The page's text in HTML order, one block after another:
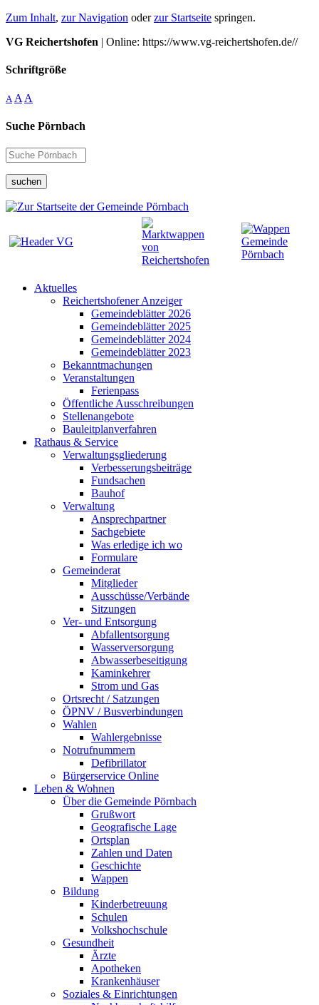
Zum Inhalt, zur Navigation oderzur Startseite springen.
VG Reichertshofen | Online: https://www.vg-reichertshofen.de//
Schriftgröße
A A A
Suche Pörnbach
suchen
Aktuelles
Reichertshofener Anzeiger
Gemeindeblätter 2026
Gemeindeblätter 2025
Gemeindeblätter 2024
Gemeindeblätter 2023
Bekanntmachungen
Veranstaltungen
Ferienpass
Öffentliche Ausschreibungen
Stellenangebote
Bauleitplanverfahren
Rathaus & Service
Verwaltungsgliederung
Verbesserungsbeiträge
Fundsachen
Bauhof
Verwaltung
Ansprechpartner
Sachgebiete
Was erledige ich wo
Formulare
Gemeinderat
Mitglieder
Ausschüsse/Verbände
Sitzungen
Ver- und Entsorgung
Abfallentsorgung
Wasserversorgung
Abwasserbeseitigung
Kaminkehrer
Strom und Gas
Ortsrecht / Satzungen
ÖPNV / Busverbindungen
Wahlen
Wahlergebnisse
Notrufnummern
Defibrillator
Bürgerservice Online
Leben & Wohnen
Über die Gemeinde Pörnbach
Grußwort
Geografische Lage
Ortsplan
Zahlen und Daten
Geschichte
Wappen
Bildung
Kinderbetreuung
Schulen
Volkshochschule
Gesundheit
Ärzte
Apotheken
Krankenhäuser
Soziales & Einrichtungen